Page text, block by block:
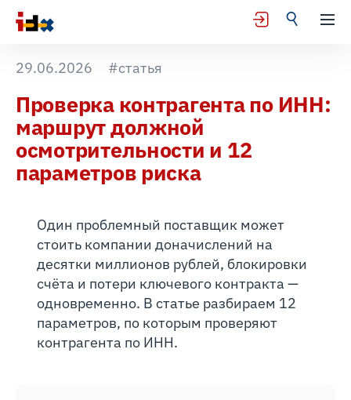
29.06.2026 #статья
Проверка контрагента по ИНН:
маршрут должной
осмотрительности и 12
параметров риска
Один проблемный поставщик может
стоить компании доначислений на
десятки миллионов рублей, блокировки
счёта и потери ключевого контракта —
одновременно. В статье разбираем 12
параметров, по которым проверяют
контрагента по ИНН.